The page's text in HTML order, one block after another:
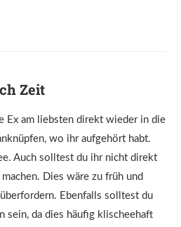
Zeit
Ex am liebsten direkt wieder in die
wo ihr aufgehört habt.
Auch solltest du ihr nicht direkt
Dies wäre zu früh und
Ebenfalls solltest du
sein, da dies häufig klischeehaft